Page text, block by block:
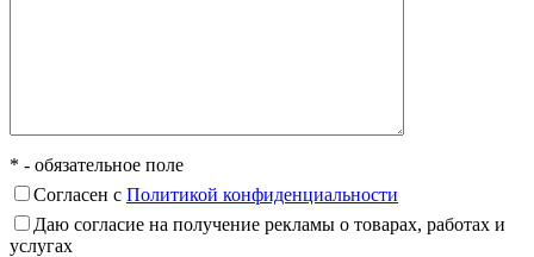
* - обязательное поле
Согласен с Политикой конфиденциальности
Даю согласие на получение рекламы о товарах, работах и
услугах